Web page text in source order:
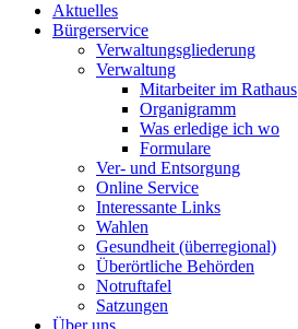
Aktuelles
Bürgerservice
Verwaltungsgliederung
Verwaltung
Mitarbeiter im Rathaus
Organigramm
Was erledige ich wo
Formulare
Ver- und Entsorgung
Online Service
Interessante Links
Wahlen
Gesundheit (überregional)
Überörtliche Behörden
Notruftafel
Satzungen
Über uns